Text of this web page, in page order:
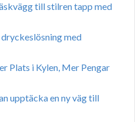
till stilren tapp med
med
Plats i Kylen, Mer Pengar
upptäcka en ny väg till